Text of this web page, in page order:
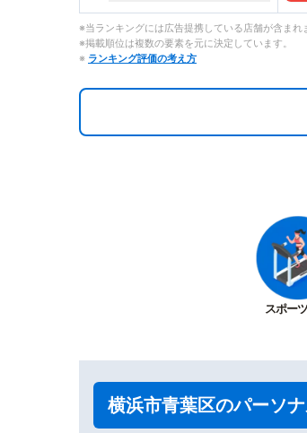
※当ランキングには広告提携している店舗が含まれ
※掲載順位は複数の要素を元に決定しています。
※ ランキング評価の考え方
スポー
横浜市青葉区のパーソ